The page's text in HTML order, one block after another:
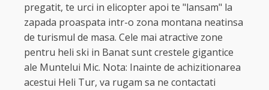
pregatit, te urci in elicopter apoi te "lansam" la
zapada proaspata intr-o zona montana neatinsa
de turismul de masa. Cele mai atractive zone
pentru heli ski in Banat sunt crestele gigantice
ale Muntelui Mic. Nota: Inainte de achizitionarea
acestui Heli Tur, va rugam sa ne contactati